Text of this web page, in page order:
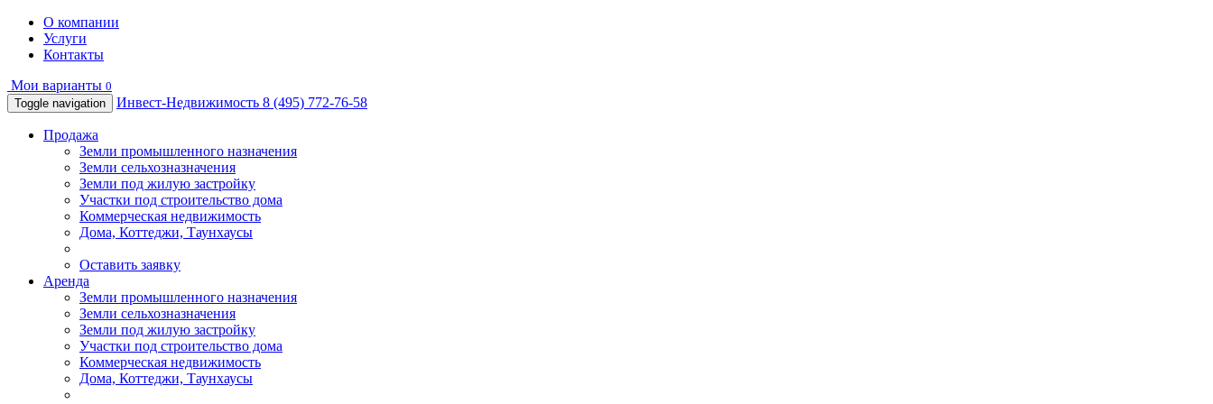
О компании
Услуги
Контакты
Мои варианты 0
Toggle navigation
Инвест-Недвижимость 8 (495) 772-76-58
Продажа
Земли промышленного назначения
Земли сельхозназначения
Земли под жилую застройку
Участки под строительство дома
Коммерческая недвижимость
Дома, Коттеджи, Таунхаусы
Оставить заявку
Аренда
Земли промышленного назначения
Земли сельхозназначения
Земли под жилую застройку
Участки под строительство дома
Коммерческая недвижимость
Дома, Коттеджи, Таунхаусы